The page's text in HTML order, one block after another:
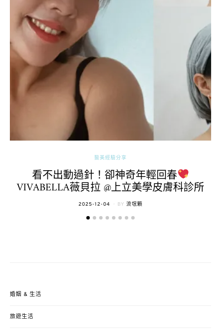
醫美經驗分享
看不出動過針！卻神奇年輕回春
VIVABELLA薇貝拉 @上立美學皮膚科診所
POSTED
2025-12-04 BY 流氓顆
婚姻 & 生活
旅遊生活